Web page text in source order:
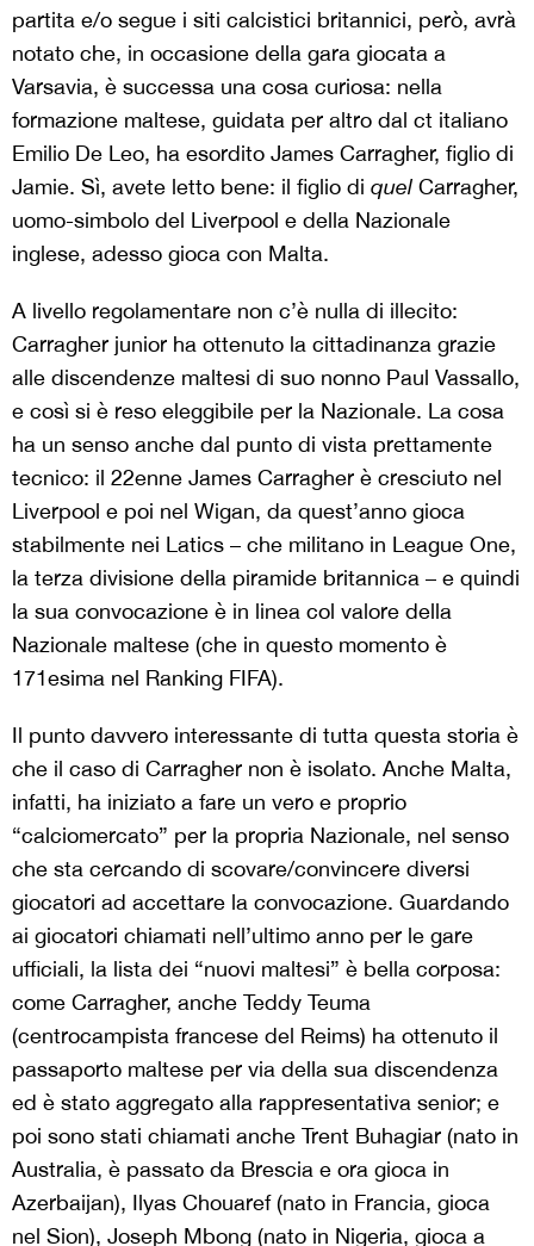
partita e/o segue i siti calcistici britannici, però, avrà
notato che, in occasione della gara giocata a
Varsavia, è successa una cosa curiosa: nella
formazione maltese, guidata per altro dal ct italiano
Emilio De Leo, ha esordito James Carragher, figlio di
Jamie. Sì, avete letto bene: il figlio di quel Carragher,
uomo-simbolo del Liverpool e della Nazionale
inglese, adesso gioca con Malta.
A livello regolamentare non c’è nulla di illecito:
Carragher junior ha ottenuto la cittadinanza grazie
alle discendenze maltesi di suo nonno Paul Vassallo,
e così si è reso eleggibile per la Nazionale. La cosa
ha un senso anche dal punto di vista prettamente
tecnico: il 22enne James Carragher è cresciuto nel
Liverpool e poi nel Wigan, da quest’anno gioca
stabilmente nei Latics – che militano in League One,
la terza divisione della piramide britannica – e quindi
la sua convocazione è in linea col valore della
Nazionale maltese (che in questo momento è
171esima nel Ranking FIFA).
Il punto davvero interessante di tutta questa storia è
che il caso di Carragher non è isolato. Anche Malta,
infatti, ha iniziato a fare un vero e proprio
“calciomercato” per la propria Nazionale, nel senso
che sta cercando di scovare/convincere diversi
giocatori ad accettare la convocazione. Guardando
ai giocatori chiamati nell’ultimo anno per le gare
ufficiali, la lista dei “nuovi maltesi” è bella corposa:
come Carragher, anche Teddy Teuma
(centrocampista francese del Reims) ha ottenuto il
passaporto maltese per via della sua discendenza
ed è stato aggregato alla rappresentativa senior; e
poi sono stati chiamati anche Trent Buhagiar (nato in
Australia, è passato da Brescia e ora gioca in
Azerbaijan), Ilyas Chouaref (nato in Francia, gioca
nel Sion), Joseph Mbong (nato in Nigeria, gioca a